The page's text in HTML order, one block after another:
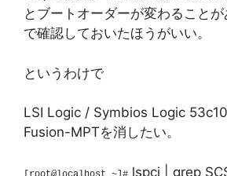
とブートオーダーが変わること
で確認しておいたほうがいい。
というわけで
LSI Logic / Symbios Logic
Fusion-MPTを消したい。
lspci | grep